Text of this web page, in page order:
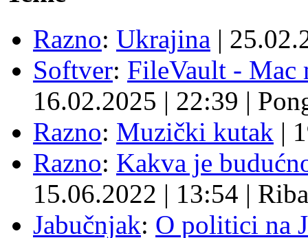
Razno: Ukrajina |
Softver: FileVault - Mac
16.02.2025 | 22:39 |
Razno: Muzički kutak |
Razno: Kakva je
15.06.2022 | 13:54 | Riba
Jabučnjak: O politici na